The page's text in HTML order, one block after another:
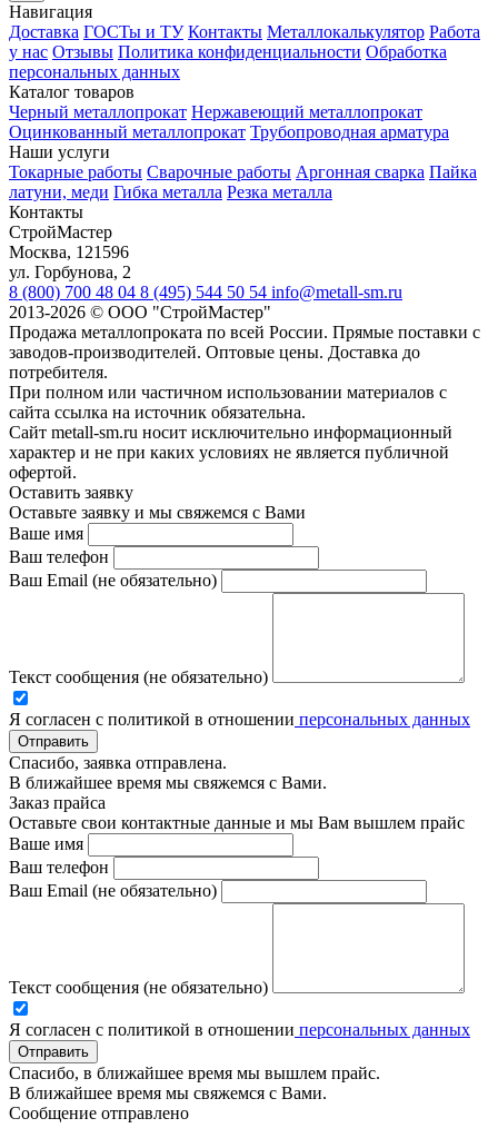
Навигация
Доставка ГОСТы и ТУ Контакты Металлокалькулятор Работа
у нас Отзывы Политика конфиденциальности Обработка
персональных данных
Каталог товаров
Черный металлопрокат Нержавеющий металлопрокат
Оцинкованный металлопрокат Трубопроводная арматура
Наши услуги
Токарные работы Сварочные работы Аргонная сварка Пайка
латуни, меди Гибка металла Резка металла
Контакты
СтройМастер
Москва, 121596
ул. Горбунова, 2
8 (800) 700 48 04 8 (495) 544 50 54 info@metall-sm.ru
2013-2026 © ООО "СтройМастер"
Продажа металлопроката по всей России. Прямые поставки с
заводов-производителей. Оптовые цены. Доставка до
потребителя.
При полном или частичном использовании материалов с
сайта ссылка на источник обязательна.
Сайт metall-sm.ru носит исключительно информационный
характер и не при каких условиях не является публичной
офертой.
Оставить заявку
Оставьте заявку и мы свяжемся с Вами
Ваше имя
Ваш телефон
Ваш Email (не обязательно)
Текст сообщения (не обязательно)
Я согласен с политикой в отношении персональных данных
Отправить
Спасибо, заявка отправлена.
В ближайшее время мы свяжемся с Вами.
Заказ прайса
Оставьте свои контактные данные и мы Вам вышлем прайс
Ваше имя
Ваш телефон
Ваш Email (не обязательно)
Текст сообщения (не обязательно)
Я согласен с политикой в отношении персональных данных
Отправить
Спасибо, в ближайшее время мы вышлем прайс.
В ближайшее время мы свяжемся с Вами.
Сообщение отправлено